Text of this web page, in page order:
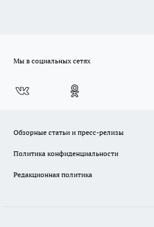
Мы в социальных сетях
Обзорные статьи и пресс-релизы
Политика конфиденциальности
Редакционная политика